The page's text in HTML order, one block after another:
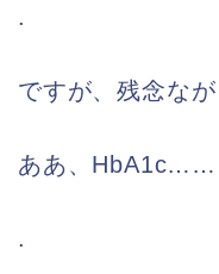
.
ですが、残念な
ああ、HbA1c……
.